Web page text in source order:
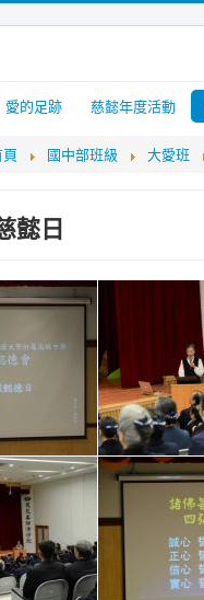
愛的足跡 慈懿年度活動
國中部班級 大愛班
懿日